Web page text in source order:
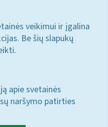
veikimui ir įgalina
Be šių slapukų
apie svetainės
naršymo patirties